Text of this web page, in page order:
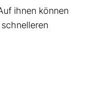
ihnen können